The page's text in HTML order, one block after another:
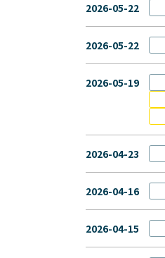
2026-05-22
2026-05-22
2026-05-19
2026-04-23
2026-04-16
2026-04-15